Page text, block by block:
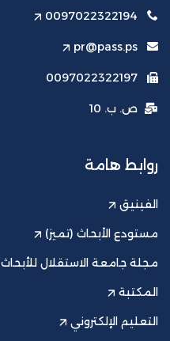
0097022322194
pr@pass.ps
0097022322197
ص. ب. 10
روابط هامة
الفينيق
مستودع الأبحاث (تميز)
مجلة جامعة الاستقلال للأبحاث
المكتبة
التعليم الإلكتروني